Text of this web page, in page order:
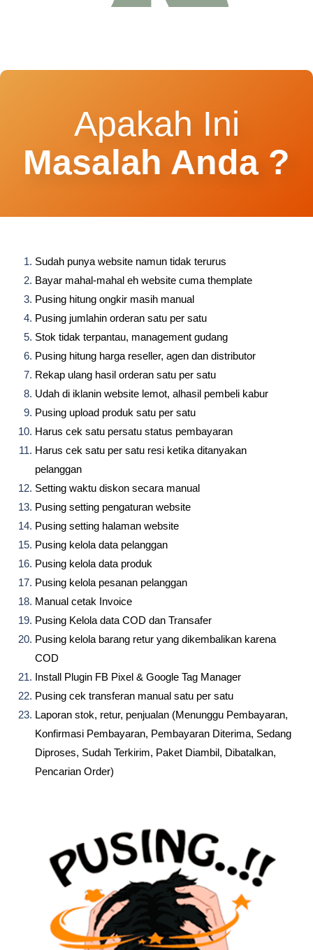
Apakah Ini
Masalah Anda ?
Sudah punya website namun tidak terurus
Bayar mahal-mahal eh website cuma themplate
Pusing hitung ongkir masih manual
Pusing jumlahin orderan satu per satu
Stok tidak terpantau, management gudang
Pusing hitung harga reseller, agen dan distributor
Rekap ulang hasil orderan satu per satu
Udah di iklanin website lemot, alhasil pembeli kabur
Pusing upload produk satu per satu
Harus cek satu persatu status pembayaran
Harus cek satu per satu resi ketika ditanyakan
pelanggan
Setting waktu diskon secara manual
Pusing setting pengaturan website
Pusing setting halaman website
Pusing kelola data pelanggan
Pusing kelola data produk
Pusing kelola pesanan pelanggan
Manual cetak Invoice
Pusing Kelola data COD dan Transafer
Pusing kelola barang retur yang dikembalikan karena
COD
Install Plugin FB Pixel & Google Tag Manager
Pusing cek transferan manual satu per satu
Laporan stok, retur, penjualan (Menunggu Pembayaran,
Konfirmasi Pembayaran, Pembayaran Diterima, Sedang
Diproses, Sudah Terkirim, Paket Diambil, Dibatalkan,
Pencarian Order)